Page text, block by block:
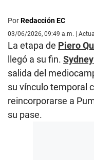
PorRedacción EC
03/06/2026, 09:49 a.m. |
La etapa de Piero
llegó a su fin.
salida del
su vínculo temporal
reincorporarse a
su pase.